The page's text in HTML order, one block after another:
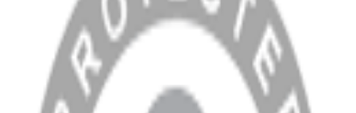
MÜŞTERİ HİZMETLERİ
Hesabım
Sipariş Sorgulama
Banka Hesap Bilgileri